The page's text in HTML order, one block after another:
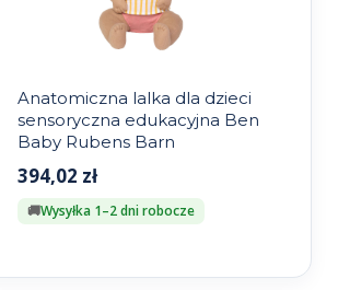
Anatomiczna lalka dla dzieci
sensoryczna edukacyjna Ben
Baby Rubens Barn
394,02 zł
Wysyłka 1–2 dni robocze